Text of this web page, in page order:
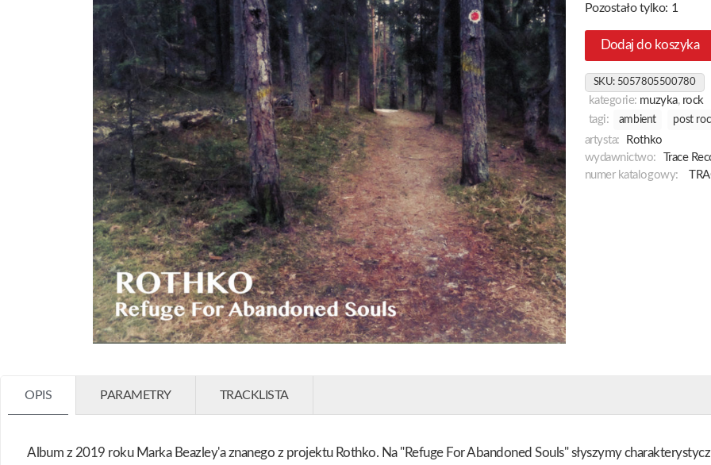
Pozostało tylko: 1
Dodaj do koszyka
SKU: 5057805500780
kategorie: muzyka, rock
tagi:
ambient post
artysta:
Rothko
wydawnictwo:
Trace
numer katalogowy:
OPIS PARAMETRY TRACKLISTA
Album z 2019 roku Marka Beazley'a znanego z projektu Rothko. Na "Refuge For Abandoned Souls" słyszymy